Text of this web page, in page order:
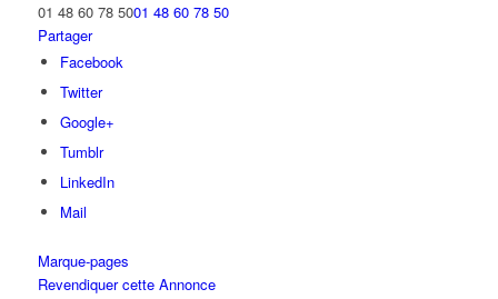
01 48 60 78 5001 48 60 78 50
Partager
Facebook
Twitter
Google+
Tumblr
LinkedIn
Mail
Marque-pages
Revendiquer cette Annonce